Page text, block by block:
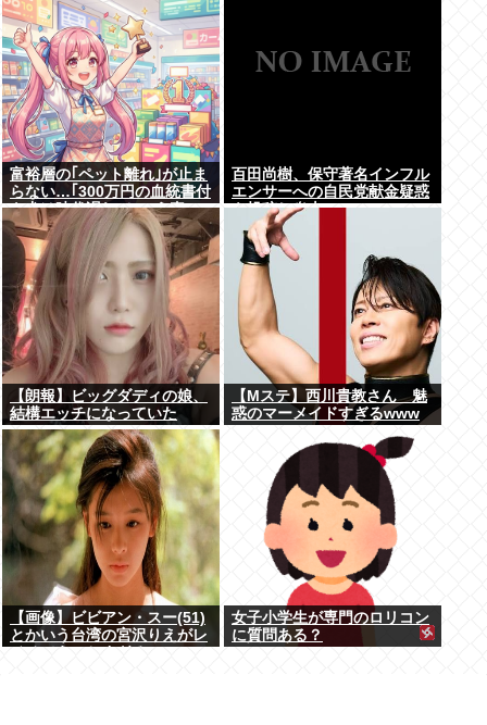
ハハ！」
富裕層の｢ペット離れ｣が止ま
らない…｢300万円の血統書付
き犬は時代遅れ｣という真の
お金持ちが"向かった先"
百田尚樹、保守著名インフル
エンサーへの自民党献金疑惑
を投稿し炎上
【朗報】ビッグダディの娘、
結構エッチになっていた
【Mステ】西川貴教さん 魅
惑のマーメイドすぎるwww
【画像】ビビアン・スー(51)
とかいう台湾の宮沢りえがレ
女子小学生が専門のロリコン
に質問ある？